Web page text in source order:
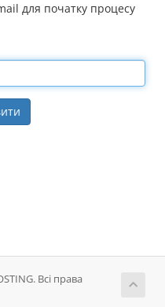
для початку процесу
Всі права